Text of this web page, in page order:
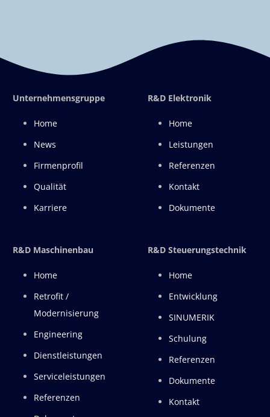
Unternehmensgruppe
Home
News
Firmenprofil
Qualität
Karriere
R&D Elektronik
Home
Leistungen
Referenzen
Kontakt
Dokumente
R&D Maschinenbau
Home
Retrofit /
Modernisierung
Engineering
Dienstleistungen
Serviceleistungen
Referenzen
R&D Steuerungstechnik
Home
Entwicklung
SINUMERIK
Schulung
Referenzen
Dokumente
Kontakt